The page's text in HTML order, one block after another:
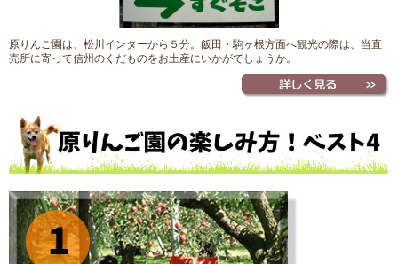
原りんご園は、松川インターから５分。飯田・駒ヶ根方面へ観光の際は、当直
売所に寄って信州のくだものをお土産にいかがでしょうか。